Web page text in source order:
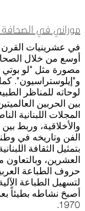
موراني في الصحافة
في عشرينيات
أوسع من خلال
مصورة مثل "لو بوتي
و"إيلوستراسيون".
لوحاته للمناظر
بين الحربين
المجلات اللبنانية
والأخلاقية، وربط
الفن وتاريخه في
بتمثيل الثقافة
العشرين،
حروف الطباعة
أصبحَ نشاطه بطيئاً
1970.